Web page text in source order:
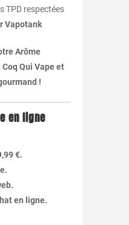
TPD respectées
Vapotank
Arôme
Qui Vape et
!
en ligne
€.
en ligne.